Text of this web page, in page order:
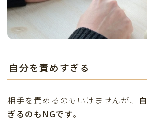
自分を責めすぎる
相手を責めるのもいけませんが、
ぎるのもNGです。